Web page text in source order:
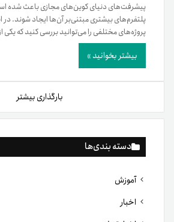
دسته بندی‌ها
آموزش
اخبار
پیشرفت‌های دنیای کوین‌های مجازی باعث شده
پلتفرم‌های بیشتری مبتنی‌بر آن‌ها ایجاد شوند. در
پروژه‌های مختلفی را می‌توانید بررسی کنید که
بیشتر بخوانید »
بارگذاری بیشتر